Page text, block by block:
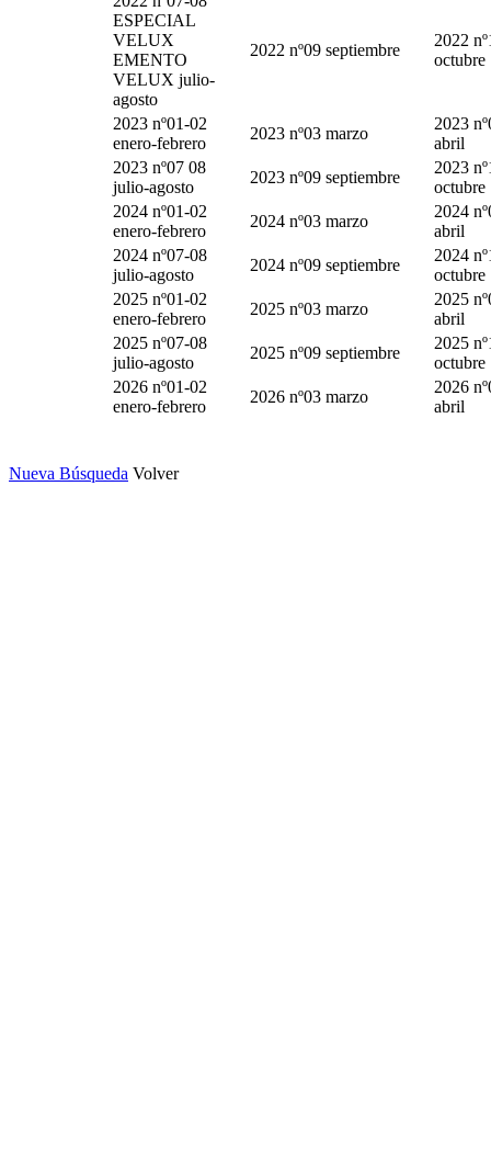
ESPECIAL
VELUX
EMENTO
VELUX julio-
agosto
2022 nº09 septiembre
2022
octubre
2023 nº01-02
enero-febrero
2023 nº03 marzo
2023
abril
2023 nº07 08
julio-agosto
2023 nº09 septiembre
2023
octubre
2024 nº01-02
enero-febrero
2024 nº03 marzo
2024
abril
2024 nº07-08
julio-agosto
2024 nº09 septiembre
2024
octubre
2025 nº01-02
enero-febrero
2025 nº03 marzo
2025
abril
2025 nº07-08
julio-agosto
2025 nº09 septiembre
2025
octubre
2026 nº01-02
enero-febrero
2026 nº03 marzo
2026
abril
Nueva Búsqueda Volver